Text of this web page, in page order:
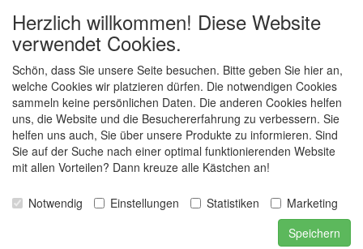
SOZIALEN MEDIEN
KONTAKT
www.annekeszoetwaren.nl
Dr. Schaepmanlaan 56
6823 AS Arnhem
E-mail: info@annekeszoetwaren.nl
Herzlich willkommen! Diese Website
verwendet Cookies.
Schön, dass Sie unsere Seite besuchen. Bitte geben Sie hier an,
welche Cookies wir platzieren dürfen. Die notwendigen Cookies
sammeln keine persönlichen Daten. Die anderen Cookies helfen
uns, die Website und die Besuchererfahrung zu verbessern. Sie
helfen uns auch, Sie über unsere Produkte zu informieren. Sind
Sie auf der Suche nach einer optimal funktionierenden Website
mit allen Vorteilen? Dann kreuze alle Kästchen an!
Notwendig Einstellungen Statistiken
Marketing
Speichern